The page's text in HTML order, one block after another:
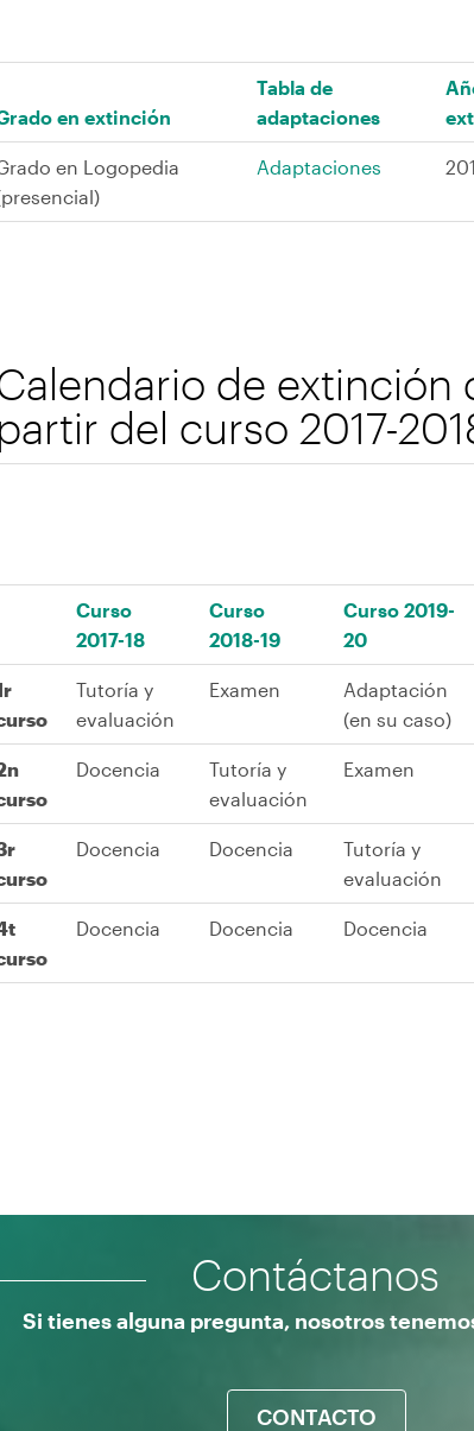
en extinción
Tabla de
adaptaciones
en Logopedia
Adaptaciones
de extinción
partir del curso 2017-
Curso
2017-18
Curso
2018-19
Curso 2019-
20
Tutoría y
evaluación
Examen
Adaptación
(en su caso)
Docencia
Tutoría y
evaluación
Examen
Docencia Docencia
Tutoría y
evaluación
Docencia Docencia Docencia
Contáctanos
Si tienes alguna pregunta, nosotros
CONTACTO